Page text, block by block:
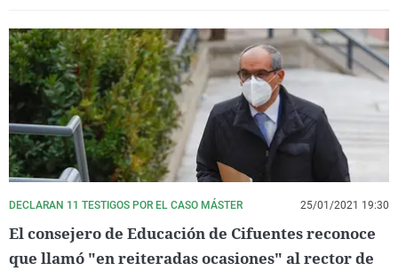
DECLARAN 11 TESTIGOS POR EL CASO MÁSTER 25/01/2021 19:30
El consejero de Educación de Cifuentes reconoce
que llamó "en reiteradas ocasiones" al rector de